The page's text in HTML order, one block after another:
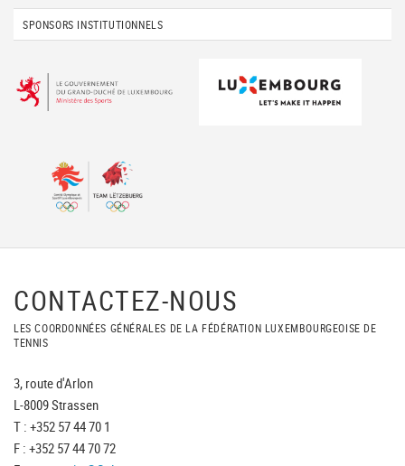
SPONSORS INSTITUTIONNELS
CONTACTEZ-NOUS
LES COORDONNÉES GÉNÉRALES DE LA FÉDÉRATION LUXEMBOURGEOISE DE
TENNIS
3, route d'Arlon
L-8009 Strassen
T : +352 57 44 70 1
F : +352 57 44 70 72